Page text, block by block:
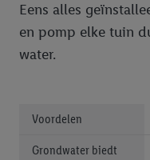
Eens alles
en pomp elke tuin
water.
Voordelen
Grondwater biedt